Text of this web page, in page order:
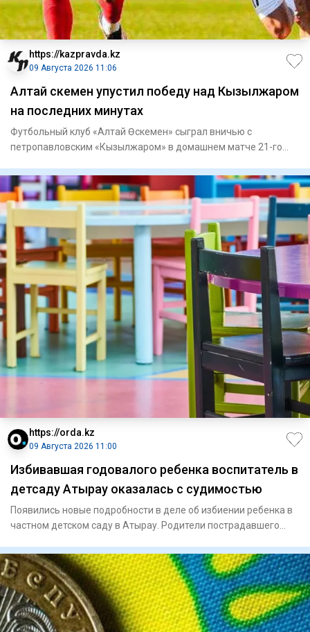
https://kazpravda.kz
09 Августа 2026 11:06
Алтай Өскемен упустил победу над Кызылжаром
на последних минутах
Футбольный клуб «Алтай Өскемен» сыграл вничью с
петропавловским «Кызылжаром» в домашнем матче 21-го
https://orda.kz
09 Августа 2026 11:00
Избивавшая годовалого ребенка воспитатель в
детсаду Атырау оказалась с судимостью
Появились новые подробности в деле об избиении ребенка в
частном детском саду в Атырау. Родители пострадавшего